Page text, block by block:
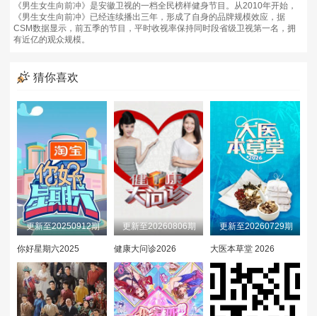
20240215 20240216 20240219
20240227
20240304 20240305
20240306 20240307 20240308
20240311 20240312 20240313
20240314 20240315 20240318
20240319 20240320 20240321
20240322 20240325 20240326
20240327 20240328 20240329
《男生女生向前冲》是安徽卫视的一档全民榜样健身节目。从2010年开始，
《男生女生向前冲》已经连续播出三年，形成了自身的品牌规模效应，据
CSM数据显示，前五季的节目，平时收视率保持同时段省级卫视第一名，拥
有近亿的观众规模。
猜你喜欢
更新至20250912期
你好星期六2025
更新至20260806期
健康大问诊2026
更新至20260729期
大医本草堂 2026